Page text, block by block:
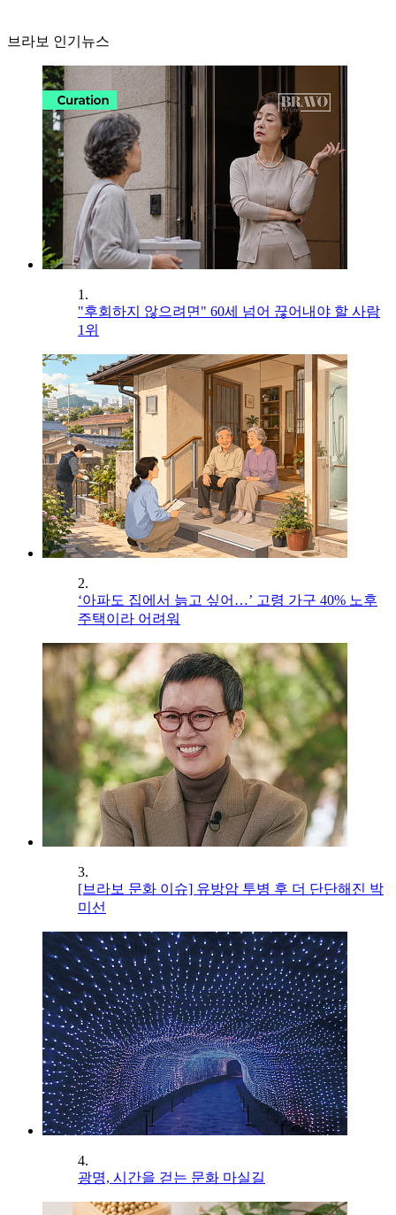
브라보 인기뉴스
1.
"후회하지 않으려면" 60세 넘어 끊어내야 할 사람
1위
2.
‘아파도 집에서 늙고 싶어…’ 고령 가구 40% 노후
주택이라 어려워
3.
[브라보 문화 이슈] 유방암 투병 후 더 단단해진 박
미선
4.
광명, 시간을 걷는 문화 마실길